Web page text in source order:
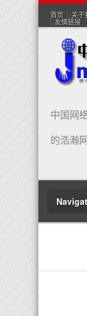
首页 关于
友情链接
中国网
的浩瀚